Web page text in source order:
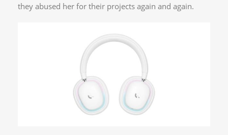
they abused her for their projects again and again.